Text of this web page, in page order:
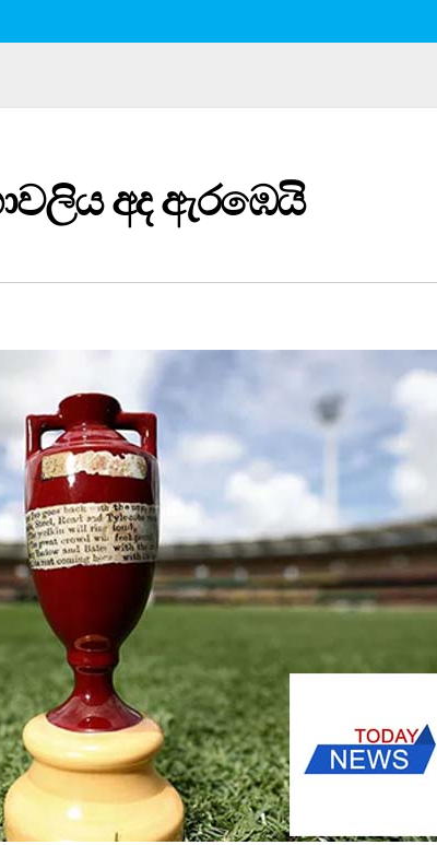
අද ඇරඹෙයි